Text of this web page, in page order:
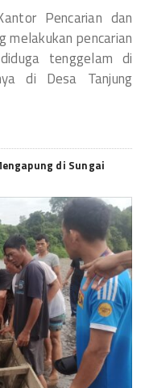
Pencarian dan
melakukan pencarian
tenggelam di
di Desa Tanjung
di Sungai